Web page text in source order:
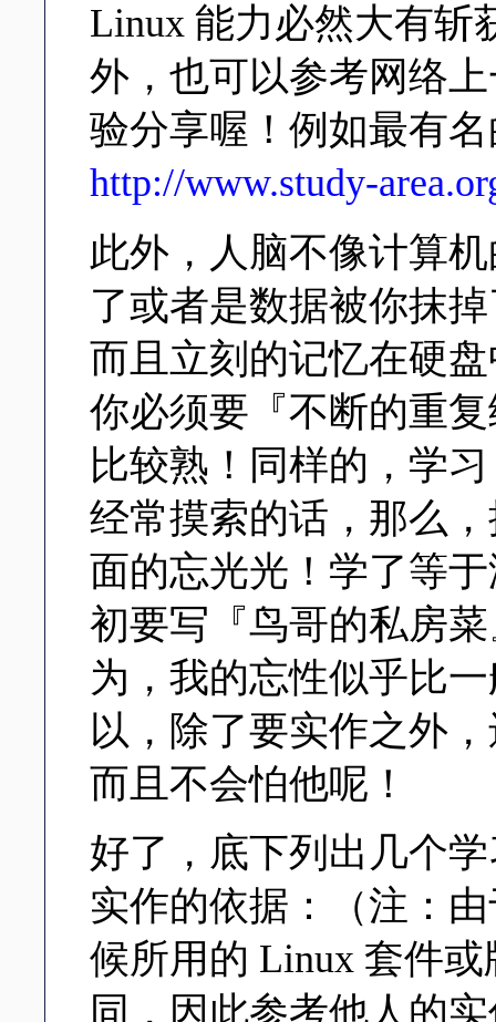
Linux 能力必然大有斩
外，也可以参考网络
验分享喔！例如最有名
http://www.study-
此外，人脑不像计算
了或者是数据被你抹
而且立刻的记忆在硬
你必须要『不断的重
比较熟！同样的，学
经常摸索的话，那么
面的忘光光！学了等
初要写『鸟哥的私房
为，我的忘性似乎比
以，除了要实作之外
而且不会怕他呢！
好了，底下列出几个
实作的依据：（注：
候所用的 Linux 套件
同，因此参考他人的